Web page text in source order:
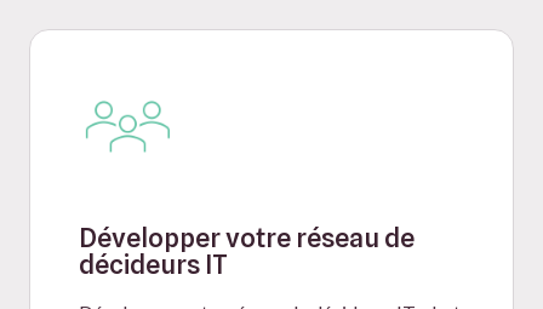
Développer votre réseau de
décideurs IT